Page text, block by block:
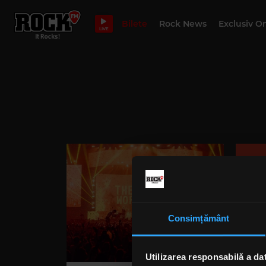
Consimțământ
Utilizarea responsabilă a
LIVE Bilete Rock News Exclusiv